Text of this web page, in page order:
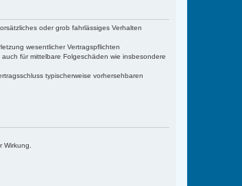
oder grob fahrlässiges Verhalten
wesentlicher Vertragspflichten
für mittelbare Folgeschäden wie insbesondere
typischerweise vorhersehbaren